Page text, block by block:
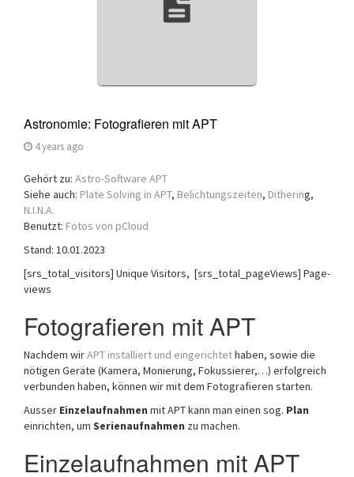
Astronomie: Fotografieren mit APT
4 years ago
Gehört zu: Astro-Software APT
Siehe auch: Plate Solving in APT, Belichtungszeiten, Dithering,
N.I.N.A.
Benutzt: Fotos von pCloud
Stand: 10.01.2023
[srs_total_visitors] Unique Visitors, [srs_total_pageViews] Page-
views
Fotografieren mit APT
Nachdem wirAPT installiert und eingerichtethaben, sowie die
nötigen Geräte (Kamera, Monierung, Fokussierer,…) erfolgreich
verbunden haben, können wir mit dem Fotografieren starten.
Ausser Einzelaufnahmen mit APT kann man einen sog. Plan
einrichten, um Serienaufnahmen zu machen.
Einzelaufnahmen mit APT